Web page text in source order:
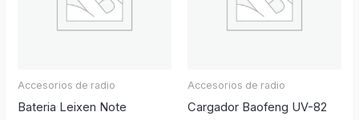
Accesorios de radio
Bateria Leixen Note
Accesorios de radio
Cargador Baofeng UV-82